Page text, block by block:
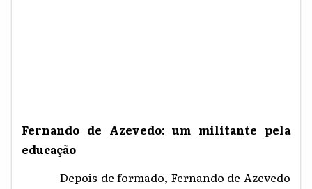
Fernando de Azevedo: um militante pela
educação
Depois de formado, Fernando de Azevedo